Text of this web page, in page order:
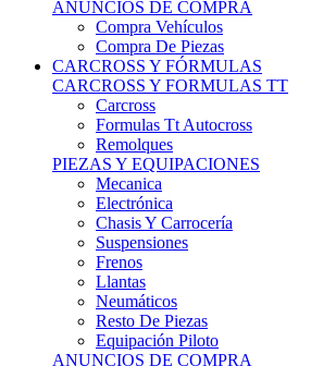
ANUNCIOS DE COMPRA
Compra Vehículos
Compra De Piezas
CARCROSS Y FÓRMULAS
CARCROSS Y FORMULAS TT
Carcross
Formulas Tt Autocross
Remolques
PIEZAS Y EQUIPACIONES
Mecanica
Electrónica
Chasis Y Carrocería
Suspensiones
Frenos
Llantas
Neumáticos
Resto De Piezas
Equipación Piloto
ANUNCIOS DE COMPRA